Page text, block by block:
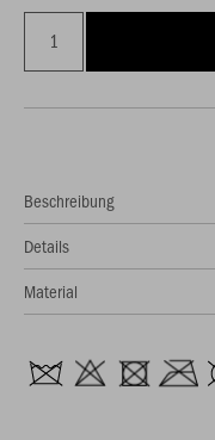
Beschreibung
Details
Material